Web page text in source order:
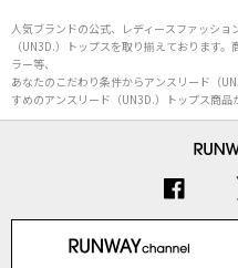
人気ブランドの公式、レディースファッシ
（UN3D.）トップスを取り揃えております
ラー等、
あなたのこだわり条件からアンスリード（
すめのアンスリード（UN3D.）トップス商品